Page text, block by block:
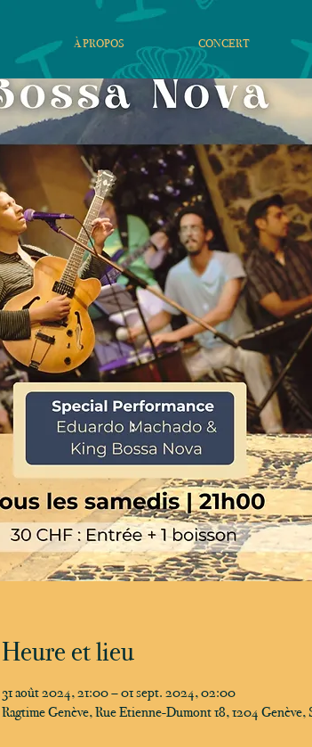
À PROPOS CONCERT
Heure et lieu
31 août 2024, 21:00 – 01 sept. 2024, 02:00
Ragtime Genève, Rue Etienne-Dumont 18, 1204 Genève,